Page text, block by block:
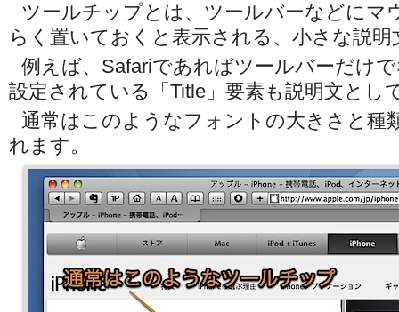
ツールチップとは、ツールバーなどにマ
らく置いておくと表示される、小さな説
例えば、Safariであればツールバーだけ
設定されている「Title」要素も説明文とし
通常はこのようなフォントの大きさと種
れます。